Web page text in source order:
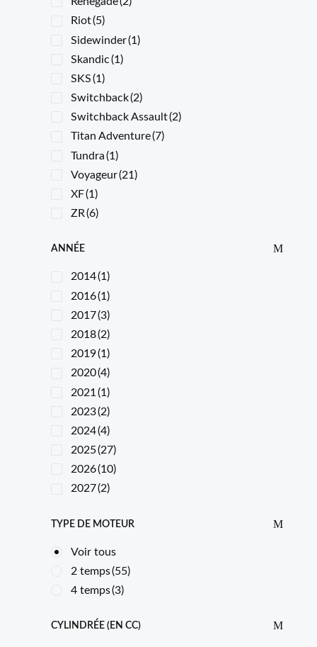
Riot(5)
Sidewinder(1)
Skandic(1)
SKS(1)
Switchback(2)
Switchback Assault(2)
Titan Adventure(7)
Tundra(1)
Voyageur(21)
XF(1)
ZR(6)
ANNÉE
2014(1)
2016(1)
2017(3)
2018(2)
2019(1)
2020(4)
2021 (1)
2023(2)
2024(4)
2025(27)
2026(10)
2027(2)
TYPE DE MOTEUR
Voir tous
2 temps(55)
4 temps(3)
CYLINDRÉE (EN CC)